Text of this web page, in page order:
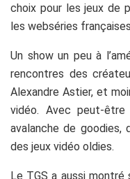
choix pour les jeux de
les webséries
Un show un peu à
rencontres des
Alexandre Astier, et
vidéo. Avec peut-
avalanche de goodies,
des jeux vidéo oldies.
Le TGS a aussi